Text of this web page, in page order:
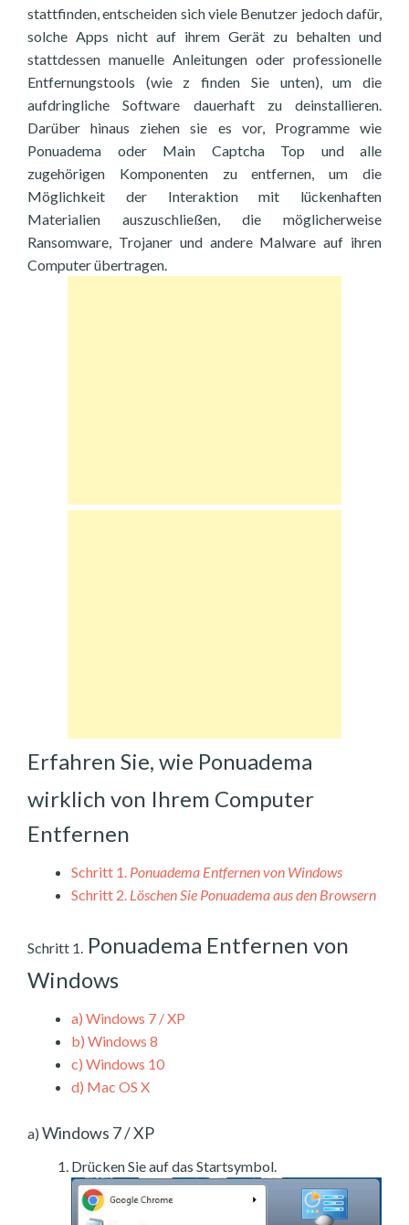
stattfinden, entscheiden sich viele Benutzer jedoch dafür,
solche Apps nicht auf ihrem Gerät zu behalten und
stattdessen manuelle Anleitungen oder professionelle
Entfernungstools (wie z finden Sie unten), um die
aufdringliche Software dauerhaft zu deinstallieren.
Darüber hinaus ziehen sie es vor, Programme wie
Ponuadema oder Main Captcha Top und alle
zugehörigen Komponenten zu entfernen, um die
Möglichkeit der Interaktion mit lückenhaften
Materialien auszuschließen, die möglicherweise
Ransomware, Trojaner und andere Malware auf ihren
Computer übertragen.
Erfahren Sie, wie Ponuadema
wirklich von Ihrem Computer
Entfernen
Schritt 1. Ponuadema Entfernen von Windows
Schritt 2. Löschen Sie Ponuadema aus den Browsern
Schritt 1. Ponuadema Entfernen von
Windows
a) Windows 7 / XP
b) Windows 8
c) Windows 10
d) Mac OS X
a) Windows 7 / XP
Drücken Sie auf das Startsymbol.